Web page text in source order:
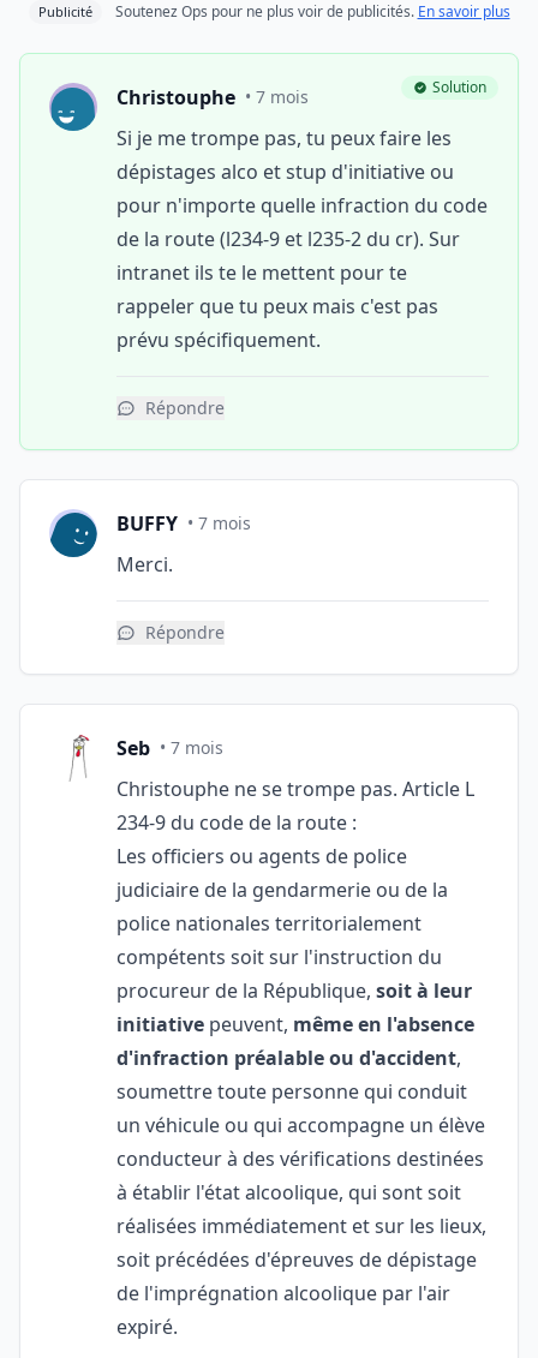
Publicité Soutenez Ops pour ne plus voir de publicités. En savoir plus
Solution
Christouphe • 7 mois
Si je me trompe pas, tu peux faire les
dépistages alco et stup d'initiative ou
pour n'importe quelle infraction du code
de la route (l234-9 et l235-2 du cr). Sur
intranet ils te le mettent pour te
rappeler que tu peux mais c'est pas
prévu spécifiquement.
Répondre
BUFFY • 7 mois
Merci.
Répondre
Seb • 7 mois
Christouphe ne se trompe pas. Article L
234-9 du code de la route :
Les officiers ou agents de police
judiciaire de la gendarmerie ou de la
police nationales territorialement
compétents soit sur l'instruction du
procureur de la République, soit à leur
initiative peuvent, même en l'absence
d'infraction préalable ou d'accident,
soumettre toute personne qui conduit
un véhicule ou qui accompagne un élève
conducteur à des vérifications destinées
à établir l'état alcoolique, qui sont soit
réalisées immédiatement et sur les lieux,
soit précédées d'épreuves de dépistage
de l'imprégnation alcoolique par l'air
expiré.